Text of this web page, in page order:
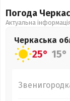
Погода
Актуальна
Черкаська
25° 15°